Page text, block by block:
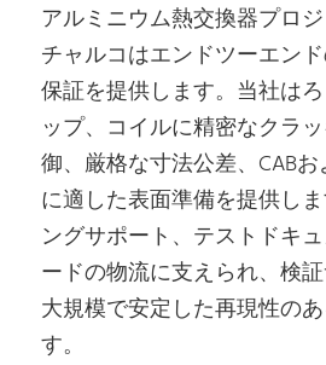
アルミニウム熱交換器プロジ
チャルコはエンドツーエン
保証を提供します。当社は
ップ、コイルに精密なクラ
御、厳格な寸法公差、CAB
に適した表面準備を提供し
ングサポート、テストドキ
ードの物流に支えられ、検
大規模で安定した再現性の
す。